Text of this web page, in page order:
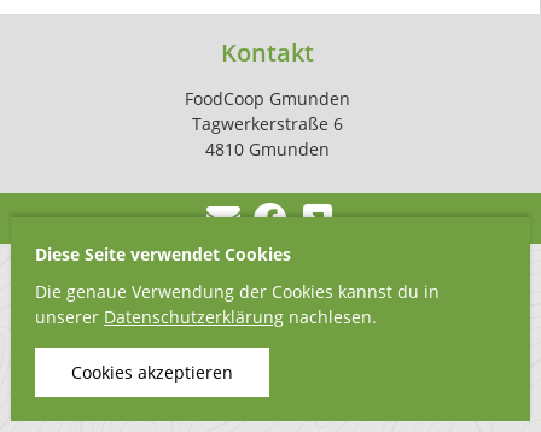
Kontakt
FoodCoop Gmunden
Tagwerkerstraße 6
4810 Gmunden
Diese Seite verwendet Cookies
Die genaue Verwendung der Cookies kannst du in
unserer Datenschutzerklärungnachlesen.
Cookies akzeptieren